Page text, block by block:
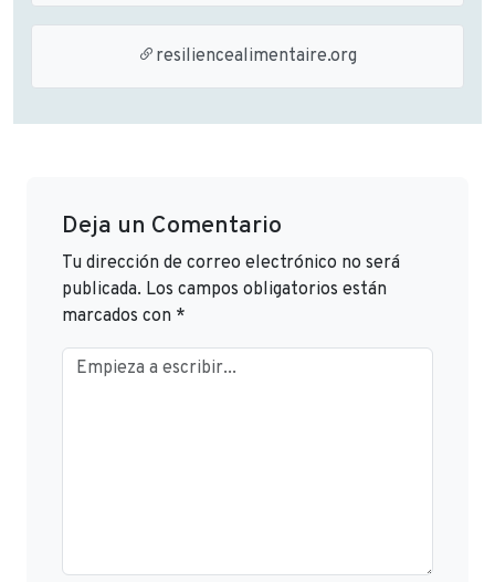
resiliencealimentaire.org
Deja un Comentario
Tu dirección de correo electrónico no será
publicada. Los campos obligatorios están
marcados con *